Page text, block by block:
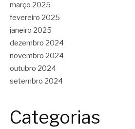
março 2025
fevereiro 2025
janeiro 2025
dezembro 2024
novembro 2024
outubro 2024
setembro 2024
Categorias